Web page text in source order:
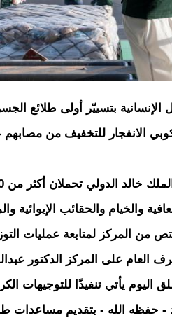
الإنسانية بتسييّر أولى طلائع
الانفجار للتخفيف من مصابهم
والخيام والحقائب الإيوائية
من المركز لمتابعة عمليات
على المركز الدكتور
يأتي تنفيذًا للتوجيهات
حفظه الله - بتقديم مساعدات